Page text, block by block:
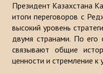
Президент Казахстана
итоги переговоров с
высокий уровень
двумя странами. По его
связывают общие
ценности и стремление к